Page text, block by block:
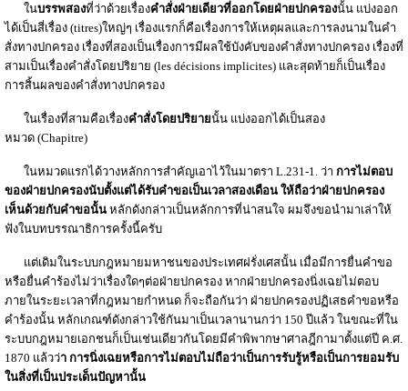
ในบรรพสองที่ว่าด้วยเรื่องคำสั่งฝ่ายเดียวที่ออกโดยฝ่ายปกครองนั้น แบ่งออก
ได้เป็นสี่เรื่อง (titres)ใหญ่ๆ เรื่องแรกก็คือเรื่องการให้เหตุผลและการลงนามในคำ
สั่งทางปกครอง เรื่องที่สองเป็นเรื่องการมีผลใช้บังคับของคำสั่งทางปกครอง เรื่องที่
สามเป็นเรื่องคำสั่งโดยปริยาย (les décisions implicites) และสุดท้ายก็เป็นเรื่อง
การสิ้นผลของคำสั่งทางปกครอง
ในเรื่องที่สามคือเรื่องคำสั่งโดยปริยายนั้น แบ่งออกได้เป็นสอง
หมวด (Chapitre)
ในหมวดแรกได้วางหลักการสำคัญเอาไว้ในมาตรา L.231-1. ว่า การไม่ตอบ
ของฝ่ายปกครองนับตั้งแต่ได้รับคำขอเป็นเวลาสองเดือน ให้ถือว่าฝ่ายปกครอง
เห็นด้วยกับคำขอนั้น หลักดังกล่าวเป็นหลักการที่น่าสนใจ ผมจึงขอนำมาเล่าให้
ฟังในบทบรรณาธิการครั้งนี้ครับ
แต่เดิมในระบบกฎหมายมหาชนของประเทศฝรั่งเศสนั้น เมื่อมีการยื่นคำขอ
หรือยื่นคำร้องไม่ว่าเรื่องใดๆต่อฝ่ายปกครอง หากฝ่ายปกครองนิ่งเฉยไม่ตอบ
ภายในระยะเวลาที่กฎหมายกำหนด ก็จะถือกันว่า ฝ่ายปกครองปฏิเสธคำขอหรือ
คำร้องนั้น หลักเกณฑ์ดังกล่าวใช้กันมาเป็นเวลานานกว่า 150 ปีแล้ว ในขณะที่ใน
ระบบกฎหมายเอกชนก็เป็นเช่นเดียวกันโดยมีคำพิพากษาศาลฎีกามาตั้งแต่ปี ค.ศ.
1870 แล้วว่า การนิ่งเฉยหรือการไม่ตอบไม่ถือว่าเป็นการรับรู้หรือเป็นการยอมรับ
ในสิ่งที่เป็นประเด็นปัญหานั้น